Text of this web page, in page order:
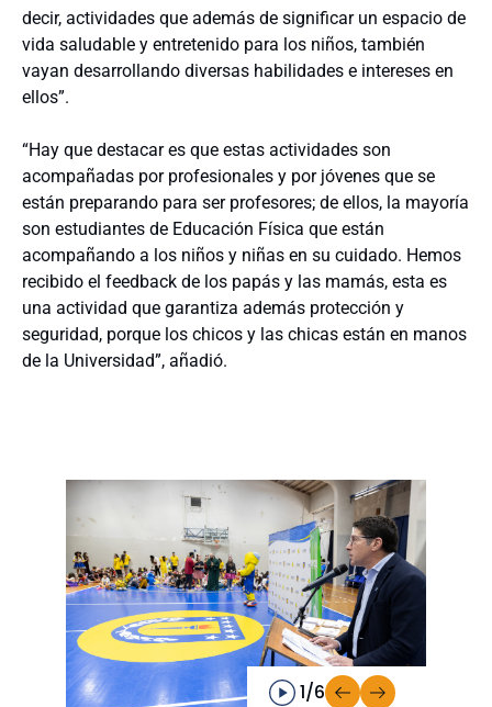
decir, actividades que además de significar un espacio de
vida saludable y entretenido para los niños, también
vayan desarrollando diversas habilidades e intereses en
ellos”.
“Hay que destacar es que estas actividades son
acompañadas por profesionales y por jóvenes que se
están preparando para ser profesores; de ellos, la mayoría
son estudiantes de Educación Física que están
acompañando a los niños y niñas en su cuidado. Hemos
recibido el feedback de los papás y las mamás, esta es
una actividad que garantiza además protección y
seguridad, porque los chicos y las chicas están en manos
de la Universidad”, añadió.
1/6